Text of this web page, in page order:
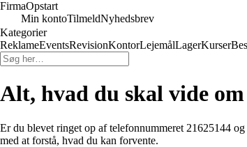
FirmaOpstart
Min kontoTilmeldNyhedsbrev
Kategorier
ReklameEventsRevisionKontorLejemålLagerKurser
Alt, hvad du skal vide
Er du blevet ringet op af telefonnummeret 21625144
med at forstå, hvad du kan forvente.